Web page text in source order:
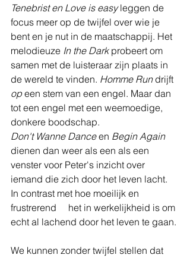
Tenebrist en Love is easy leggen de
focus meer op de twijfel over wie je
bent en je nut in de maatschappij. Het
melodieuze In the Dark probeert om
samen met de luisteraar zijn plaats in
de wereld te vinden. Homme Run drijft
op een stem van een engel. Maar dan
tot een engel met een weemoedige,
donkere boodschap.
Don't Wanne Dance en Begin Again
dienen dan weer als een als een
venster voor Peter's inzicht over
iemand die zich door het leven lacht.
In contrast met hoe moeilijk en
frustrerend     het in werkelijkheid is om
echt al lachend door het leven te gaan.
We kunnen zonder twijfel stellen dat